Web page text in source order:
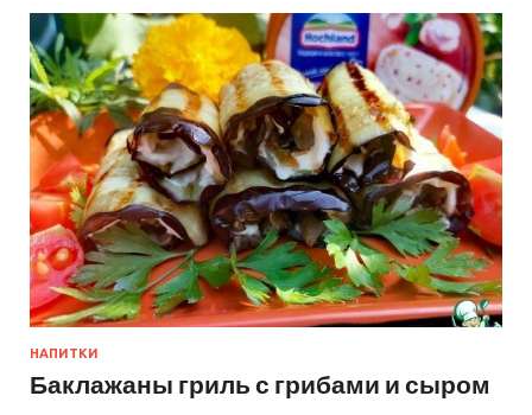
НАПИТКИ
Баклажаны гриль с грибами и сыром